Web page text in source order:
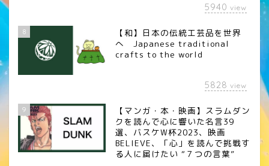
5940 view
8
【和】日本の伝統工芸品を世界
へ Japanese traditional
crafts to the world
5828 view
9
【マンガ・本・映画】スラムダン
クを読んで心に響いた名言39
選、バスケW杯2023、映画
BELIEVE、「心」を読んで挑戦す
る人に届けたい “７つの言葉”